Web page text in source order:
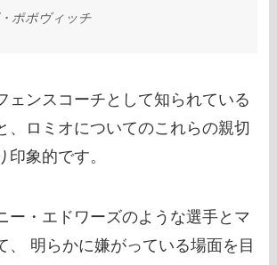
ポポヴィッチ
ェンスコーチとして知られている
、ロミオについてのこれらの親切
印象的です。
ー・エドワーズのような選手とマ
、 明らかに嫌がっている場面を目